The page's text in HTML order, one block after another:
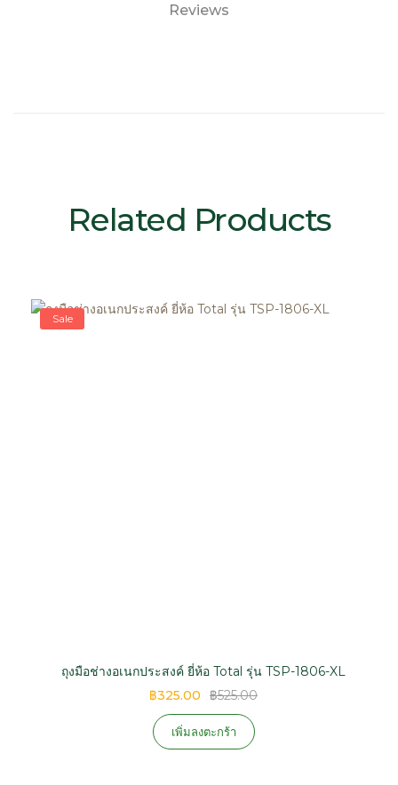
Reviews
Related Products
Sale
ถุงมือช่างอเนกประสงค์ ยี่ห้อ Total รุ่น TSP-1806-XL
฿325.00
฿525.00
เพิ่มลงตะกร้า